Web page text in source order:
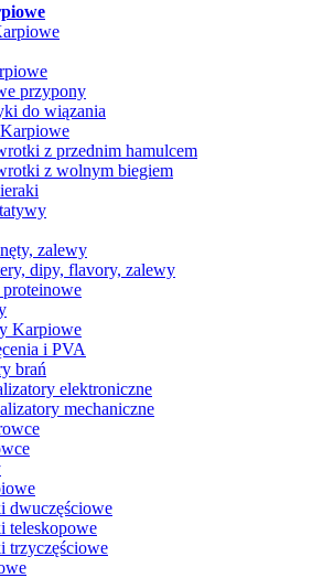
przypony
do wiązania
z przednim hamulcem
z wolnym biegiem
zalewy
dipy, flavory, zalewy
Karpiowe
i PVA
brań
elektroniczne
mechaniczne
dwuczęściowe
teleskopowe
trzyczęściowe